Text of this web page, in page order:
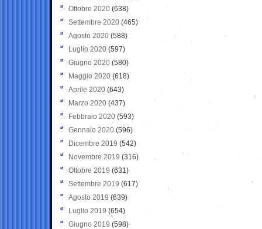
Ottobre 2020 (638)
Settembre 2020(465)
Agosto 2020 (588)
Luglio 2020 (597)
Giugno 2020 (580)
Maggio 2020 (618)
Aprile 2020 (643)
Marzo 2020 (437)
Febbraio 2020 (593)
Gennaio 2020 (596)
Dicembre 2019 (542)
Novembre 2019 (316)
Ottobre 2019 (631)
Settembre 2019 (617)
Agosto 2019 (639)
Luglio 2019 (654)
Giugno 2019 (598)